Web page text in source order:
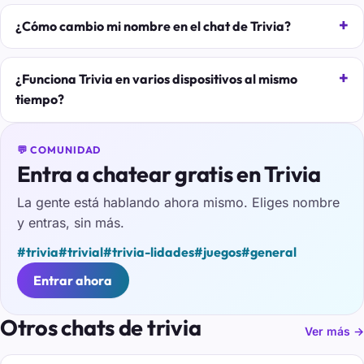
¿Cómo cambio mi nombre en el chat de Trivia?
¿Funciona Trivia en varios dispositivos al mismo
tiempo?
💬 COMUNIDAD
Entra a chatear gratis en Trivia
La gente está hablando ahora mismo. Eliges nombre
y entras, sin más.
#trivia#trivial#trivia-lidades#juegos#general
Entrar ahora
Otros chats de trivia Ver más →